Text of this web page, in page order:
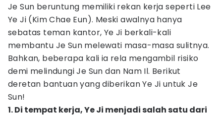
Je Sun beruntung memiliki rekan kerja seperti Lee
Ye Ji (Kim Chae Eun). Meski awalnya hanya
sebatas teman kantor, Ye Ji berkali-kali
membantu Je Sun melewati masa-masa sulitnya.
Bahkan, beberapa kali ia rela mengambil risiko
demi melindungi Je Sun dan Nam Il. Berikut
deretan bantuan yang diberikan Ye Ji untuk Je
Sun!
1. Di tempat kerja, Ye Ji menjadi salah satu dari